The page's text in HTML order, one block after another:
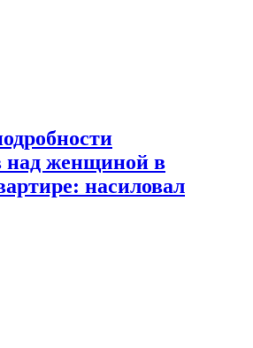
над женщиной в
насиловал